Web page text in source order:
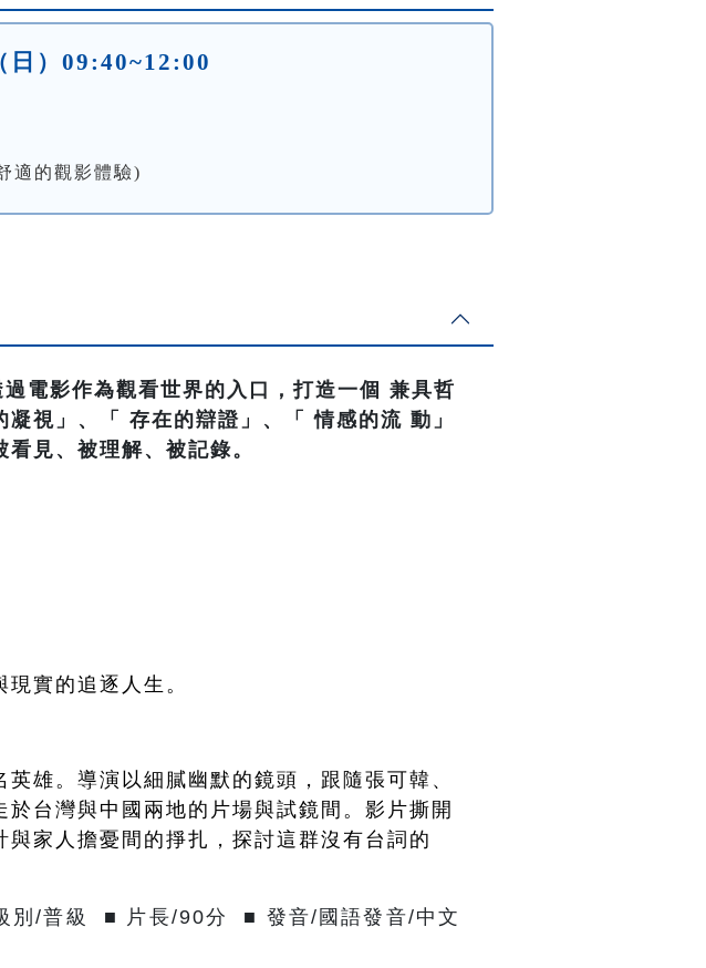
日）09:40~12:00
適的觀影體驗)
電影作為觀看世界的入口，打造一個 兼具哲
視」、「 存在的辯證」、「 情感的流 動」
見、被理解、被記錄。
實的追逐人生。
雄。導演以細膩幽默的鏡頭，跟隨張可韓、
台灣與中國兩地的片場與試鏡間。影片撕開
家人擔憂間的掙扎，探討這群沒有台詞的
別/普級 ■ 片長/90分 ■ 發音/國語發音/中文